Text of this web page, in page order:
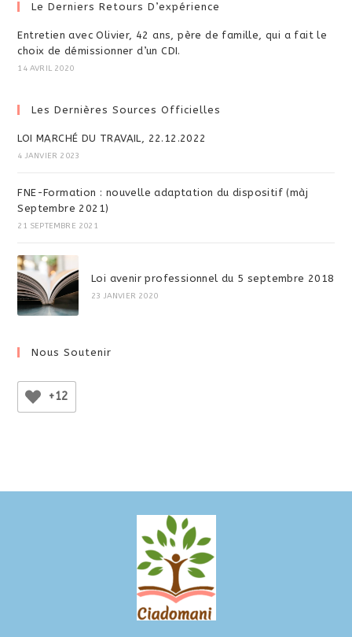
Le Derniers Retours D’expérience
Entretien avec Olivier, 42 ans, père de famille, qui a fait le
choix de démissionner d’un CDI.
14 AVRIL 2020
Les Dernières Sources Officielles
LOI MARCHÉ DU TRAVAIL, 22.12.2022
4 JANVIER 2023
FNE-Formation : nouvelle adaptation du dispositif (màj
Septembre 2021)
21 SEPTEMBRE 2021
Loi avenir professionnel du 5 septembre 2018
23 JANVIER 2020
Nous Soutenir
+12